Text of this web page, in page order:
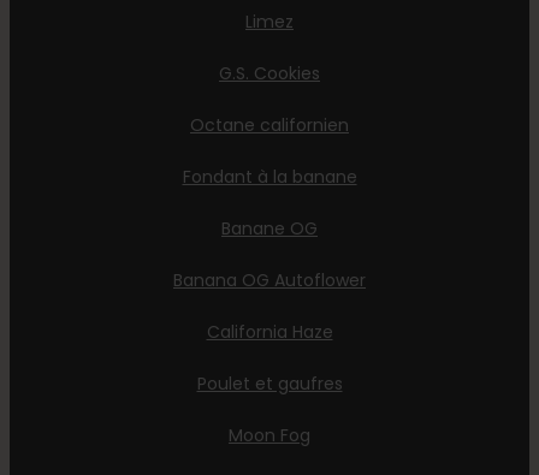
Limez
G.S. Cookies
Octane californien
Fondant à la banane
Banane OG
Banana OG Autoflower
California Haze
Poulet et gaufres
Moon Fog